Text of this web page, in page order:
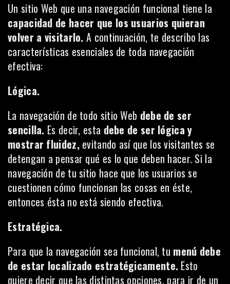
Un sitio Web que una navegación funcional tiene la
capacidad de hacer que los usuarios quieran
volver a visitarlo. A continuación, te describo las
características esenciales de toda navegación
efectiva:
Lógica.
La navegación de todo sitio Web debe de ser
sencilla. Es decir, esta debe de ser lógica y
mostrar fluidez,evitando así que los visitantes se
detengan a pensar qué es lo que deben hacer. Si la
navegación de tu sitio hace que los usuarios se
cuestionen cómo funcionan las cosas en éste,
entonces ésta no está siendo efectiva.
Estratégica.
Para que la navegación sea funcional, tu menú debe
de estar localizado estratégicamente. Esto
quiere decir que las distintas opciones, para ir de un